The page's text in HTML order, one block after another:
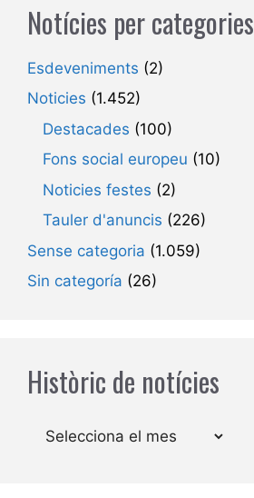
Notícies per categories
Esdeveniments (2)
Noticies (1.452)
Destacades (100)
Fons social europeu (10)
Noticies festes (2)
Tauler d'anuncis (226)
Sense categoria (1.059)
Sin categoría (26)
Històric de notícies
Arxius